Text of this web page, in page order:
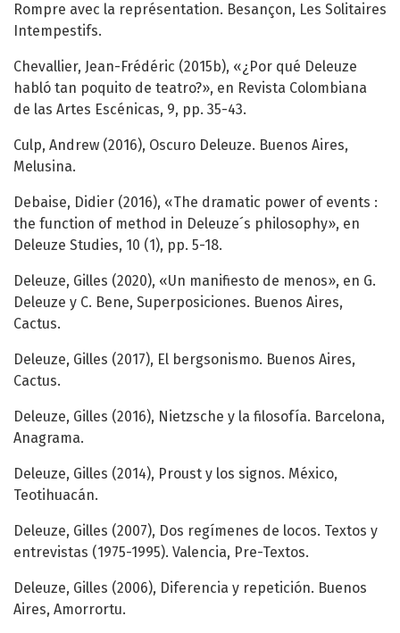
Rompre avec la représentation. Besançon, Les Solitaires
Intempestifs.
Chevallier, Jean-Frédéric (2015b), «¿Por qué Deleuze
habló tan poquito de teatro?», en Revista Colombiana
de las Artes Escénicas, 9, pp. 35-43.
Culp, Andrew (2016), Oscuro Deleuze. Buenos Aires,
Melusina.
Debaise, Didier (2016), «The dramatic power of events :
the function of method in Deleuze´s philosophy», en
Deleuze Studies, 10 (1), pp. 5-18.
Deleuze, Gilles (2020), «Un manifiesto de menos», en G.
Deleuze y C. Bene, Superposiciones. Buenos Aires,
Cactus.
Deleuze, Gilles (2017), El bergsonismo. Buenos Aires,
Cactus.
Deleuze, Gilles (2016), Nietzsche y la filosofía. Barcelona,
Anagrama.
Deleuze, Gilles (2014), Proust y los signos. México,
Teotihuacán.
Deleuze, Gilles (2007), Dos regímenes de locos. Textos y
entrevistas (1975-1995). Valencia, Pre-Textos.
Deleuze, Gilles (2006), Diferencia y repetición. Buenos
Aires, Amorrortu.